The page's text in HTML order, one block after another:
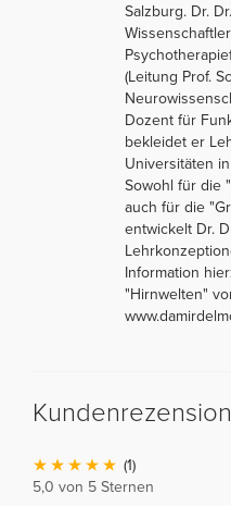
Salzburg. Dr.
(Leitung Prof.
Dozent für
bekleidet er
Universitäten
Sowohl für die
auch für die
entwickelt Dr.
Information
"Hirnwelten"
(1)
5,0 von 5 Sternen